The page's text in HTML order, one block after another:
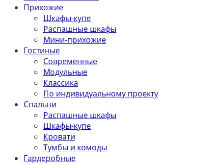
Прихожие
Шкафы-купе
Распашные шкафы
Мини-прихожие
Гостиные
Современные
Модульные
Классика
По индивидуальному проекту
Спальни
Распашные шкафы
Шкафы-купе
Кровати
Тумбы и комоды
Гардеробные